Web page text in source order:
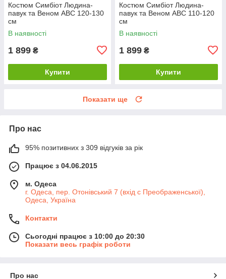
Костюм Симбіот Людина-
павук та Веном ABC 120-130
см
В наявності
1 899 ₴
Купити
Костюм Симбіот Людина-
павук та Веном ABC 110-120
см
В наявності
1 899 ₴
Купити
Показати ще
Про нас
95% позитивних з 309 відгуків за рік
Працює з 04.06.2015
м. Одеса
г. Одеса, пер. Отонівський 7 (вхід с Преображенської),
Одеса, Україна
Контакти
Сьогодні працює з 10:00 до 20:30
Показати весь графік роботи
Про нас